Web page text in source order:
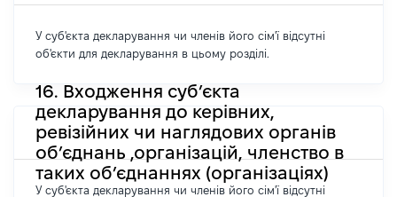
У суб'єкта декларування чи членів його сім'ї відсутні
об'єкти для декларування в цьому розділі.
16. Входження суб’єкта
декларування до керівних,
ревізійних чи наглядових органів
об’єднань ,організацій, членство в
таких об’єднаннях (організаціях)
У суб'єкта декларування чи членів його сім'ї відсутні